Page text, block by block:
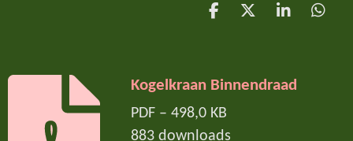
D
n
D
S
e
D
Kogelkraan Binnendraad
PDF – 498,0 KB
883 downloads